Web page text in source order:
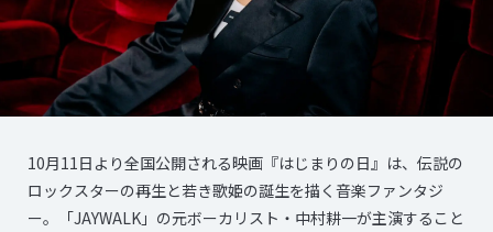
10月11日より全国公開される映画『はじまりの日』は、伝説の
ロックスターの再生と若き歌姫の誕生を描く音楽ファンタジ
ー。「JAYWALK」の元ボーカリスト・中村耕一が主演すること